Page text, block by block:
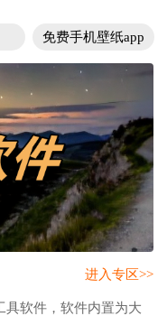
免费手机壁纸app
具软件，软件内置为大
进入专区>>